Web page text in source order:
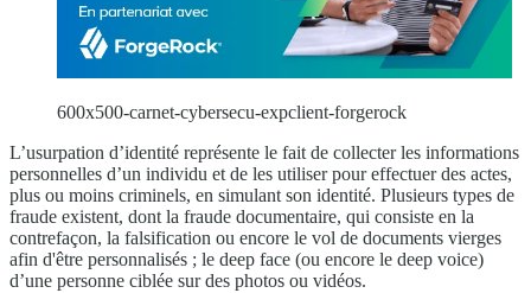
600x500-carnet-cybersecu-expclient-forgerock
L’usurpation d’identité représente le fait de collecter les informations
personnelles d’un individu et de les utiliser pour effectuer des actes,
plus ou moins criminels, en simulant son identité. Plusieurs types de
fraude existent, dont la fraude documentaire, qui consiste en la
contrefaçon, la falsification ou encore le vol de documents vierges
afin d'être personnalisés ; le deep face (ou encore le deep voice)
d’une personne ciblée sur des photos ou vidéos.